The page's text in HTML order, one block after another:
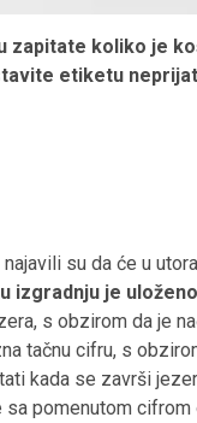
zapitate koliko je
etiketu
su da će u
izgradnju je
s obzirom da je
tačnu cifru, s
kada se završi
pomenutom